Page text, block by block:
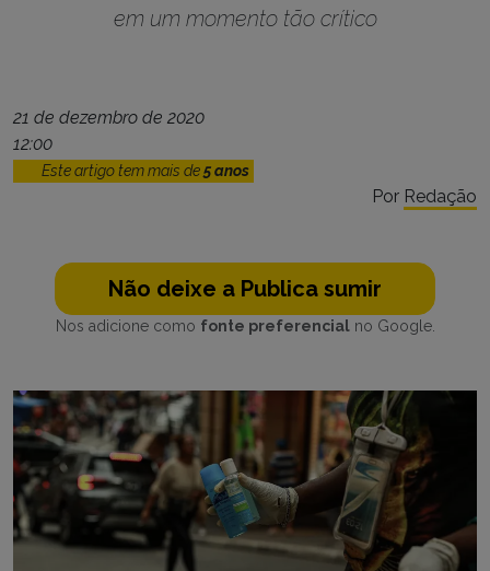
em um momento tão crítico
21 de dezembro de 2020
12:00
Este artigo tem mais de5 anos
Por Redação
Não deixe a Publica sumir
Nos adicione como fonte preferencialno Google.